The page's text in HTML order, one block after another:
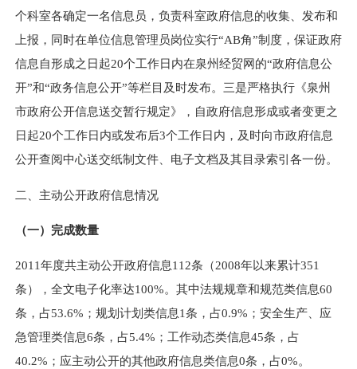
个科室各确定一名信息员，负责科室政府信息的收集、发布和
上报，同时在单位信息管理员岗位实行“AB角”制度，保证政府
信息自形成之日起20个工作日内在泉州经贸网的“政府信息公
开”和“政务信息公开”等栏目及时发布。三是严格执行《泉州
市政府公开信息送交暂行规定》，自政府信息形成或者变更之
日起20个工作日内或发布后3个工作日内，及时向市政府信息
公开查阅中心送交纸制文件、电子文档及其目录索引各一份。
二、主动公开政府信息情况
（一）完成数量
2011年度共主动公开政府信息112条（2008年以来累计351
条），全文电子化率达100%。其中法规规章和规范类信息60
条，占53.6%；规划计划类信息1条，占0.9%；安全生产、应
急管理类信息6条，占5.4%；工作动态类信息45条，占
40.2%；应主动公开的其他政府信息类信息0条，占0%。